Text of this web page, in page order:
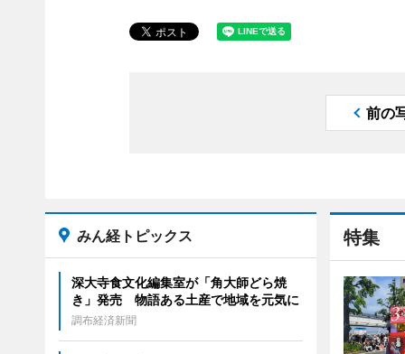
前の
特集
みん経トピックス
深大寺食文化編集室が「角大師どら焼
き」発売 物語ある土産で地域を元気に
調布経済新聞